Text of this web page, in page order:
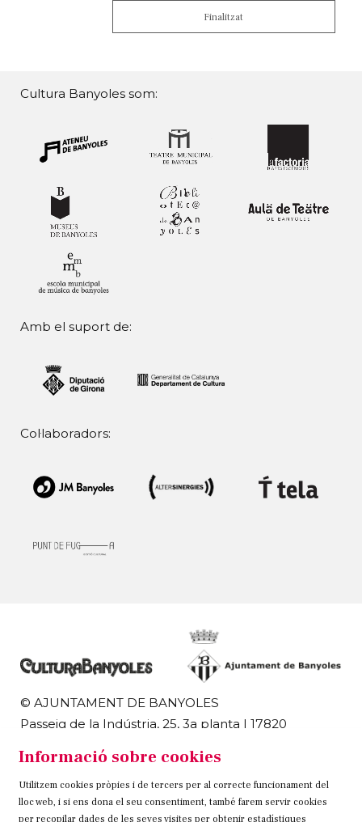
Finalitzat
Cultura Banyoles som:
Amb el suport de:
Col·laboradors:
© AJUNTAMENT DE BANYOLES
Passeig de la Indústria, 25, 3a planta | 17820
972 58 18 48 | 972 57 00 50
Sitemap Avís Legal Ús de Cookies Contacteu
Informació sobre cookies
Utilitzem cookies pròpies i de tercers per al correcte funcionament del
lloc web, i si ens dona el seu consentiment, també farem servir cookies
per recopilar dades de les seves visites per obtenir estadístiques